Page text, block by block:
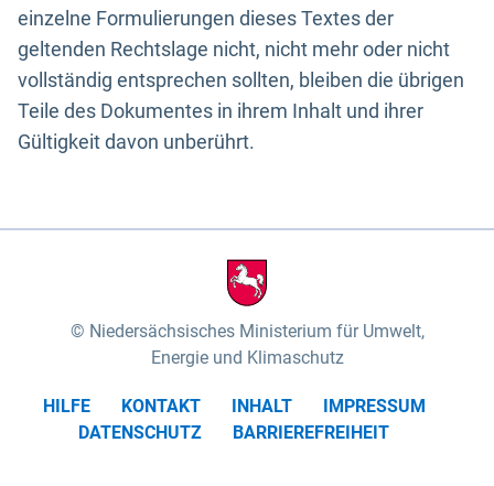
einzelne Formulierungen dieses Textes der
geltenden Rechtslage nicht, nicht mehr oder nicht
vollständig entsprechen sollten, bleiben die übrigen
Teile des Dokumentes in ihrem Inhalt und ihrer
Gültigkeit davon unberührt.
Niedersächsisches Ministerium für Umwelt,
Energie und Klimaschutz
HILFE KONTAKT INHALT
IMPRESSUM
DATENSCHUTZ
BARRIEREFREIHEIT